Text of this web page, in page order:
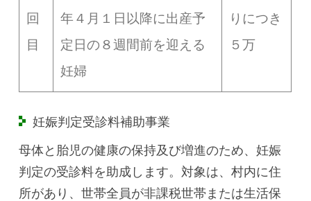
回
目
年４月１日以降に出産予
定日の８週間前を迎える
妊婦
りにつき
５万
妊娠判定受診料補助事業
母体と胎児の健康の保持及び増進のため、妊娠
判定の受診料を助成します。対象は、村内に住
所があり、世帯全員が非課税世帯または生活保